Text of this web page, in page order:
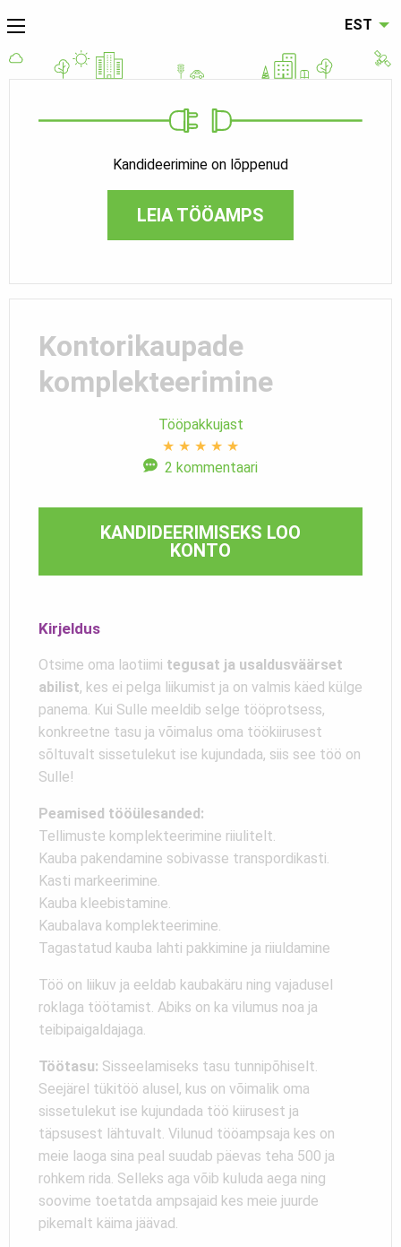
EST
Kandideerimine on lõppenud
LEIA TÖÖAMPS
Kontorikaupade
komplekteerimine
Tööpakkujast
★ ★ ★ ★ ★
2 kommentaari
KANDIDEERIMISEKS LOO
KONTO
Kirjeldus
Otsime oma laotiimi tegusat ja usaldusväärset
abilist, kes ei pelga liikumist ja on valmis käed külge
panema. Kui Sulle meeldib selge tööprotsess,
konkreetne tasu ja võimalus oma töökiirusest
sõltuvalt sissetulekut ise kujundada, siis see töö on
Sulle!
Peamised tööülesanded:
Tellimuste komplekteerimine riiulitelt.
Kauba pakendamine sobivasse transpordikasti.
Kasti markeerimine.
Kauba kleebistamine.
Kaubalava komplekteerimine.
Tagastatud kauba lahti pakkimine ja riiuldamine
Töö on liikuv ja eeldab kaubakäru ning vajadusel
roklaga töötamist. Abiks on ka vilumus noa ja
teibipaigaldajaga.
Töötasu: Sisseelamiseks tasu tunnipõhiselt.
Seejärel tükitöö alusel, kus on võimalik oma
sissetulekut ise kujundada töö kiirusest ja
täpsusest lähtuvalt. Vilunud tööampsaja kes on
meie laoga sina peal suudab päevas teha 500 ja
rohkem rida. Selleks aga võib kuluda aega ning
soovime toetatda ampsajaid kes meie juurde
pikemalt käima jäävad.